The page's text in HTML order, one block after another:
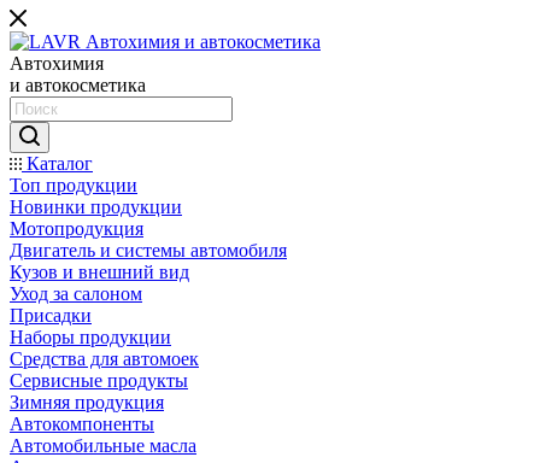
Автохимия
и автокосметика
Каталог
Топ продукции
Новинки продукции
Мотопродукция
Двигатель и системы автомобиля
Кузов и внешний вид
Уход за салоном
Присадки
Наборы продукции
Средства для автомоек
Сервисные продукты
Зимняя продукция
Автокомпоненты
Автомобильные масла